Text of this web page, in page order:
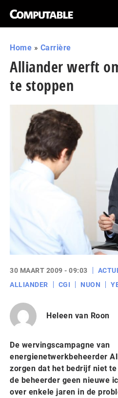
Home » Carrière
Alliander werft
te stoppen
30 MAART 2009 - 09:03
ALLIANDER
CGI NUON
Heleen van Roon
De wervingscampagne van
energienetwerkbeheerder
zorgen dat het bedrijf niet
de beheerder geen nieuwe
over enkele jaren in de